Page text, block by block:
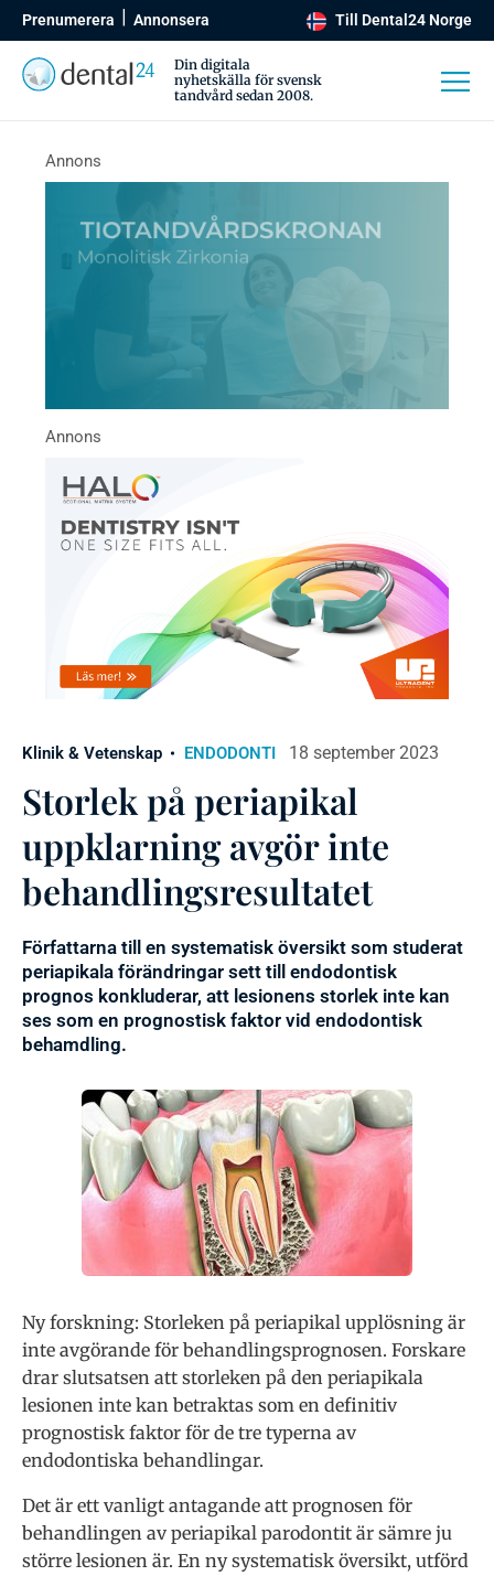
Prenumerera Annonsera Till Dental24 Norge
Din digitala
nyhetskälla för svensk
tandvård sedan 2008.
Klinik & Vetenskap ENDODONTI 18 september 2023
Storlek på periapikal
uppklarning avgör inte
behandlingsresultatet
Författarna till en systematisk översikt som studerat
periapikala förändringar sett till endodontisk
prognos konkluderar, att lesionens storlek inte kan
ses som en prognostisk faktor vid endodontisk
behamdling.
Ny forskning: Storleken på periapikal upplösning är
inte avgörande för behandlingsprognosen. Forskare
drar slutsatsen att storleken på den periapikala
lesionen inte kan betraktas som en definitiv
prognostisk faktor för de tre typerna av
endodontiska behandlingar.
Det är ett vanligt antagande att prognosen för
behandlingen av periapikal parodontit är sämre ju
större lesionen är. En ny systematisk översikt, utförd